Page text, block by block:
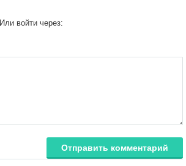
Или войти через:
Отправить комментарий